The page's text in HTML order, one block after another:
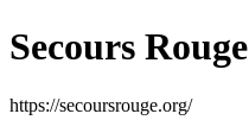
Secours Rouge
https://secoursrouge.org/